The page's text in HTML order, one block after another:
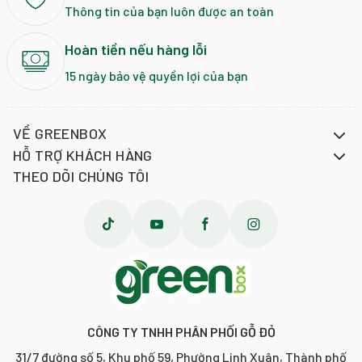
☑️HẠN SỬ DỤNG
HSD: 12 tháng kể từ ngày sản xuất
Câu Chuyện Thương Hiệu
DAISHO đã trở thành một trong những nhà sản xuất sốt gia vị,
nước dùng sốt lẩu danh tiếng tại Nhật. Sản phẩm của DAISHO
luôn gắn liền với sự sáng tạo hương vị, mang ẩm thực đặc sắc
quốc gia trên thế giới.
---------- Daisho ----------
#bittet #sot #giavi #bittetapchao #sotcham #thitnuong
#gachien #uopthit #daisho #sotnhatban #sotdaisho
Thông tin của bạn luôn được an toàn
Hoàn tiền nếu hàng lỗi
15 ngày bảo vệ quyền lợi của bạn
CÔNG TY TNHH PHÂN PHỐI GỖ ĐỎ
31/7 đường số 5, Khu phố 59, Phường Linh Xuân, Thành phố
VỀ GREENBOX
HỖ TRỢ KHÁCH HÀNG
THEO DÕI CHÚNG TÔI